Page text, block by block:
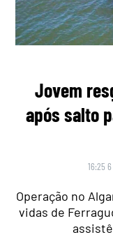
Jovem
após salto
16:25
Operação no
vidas de